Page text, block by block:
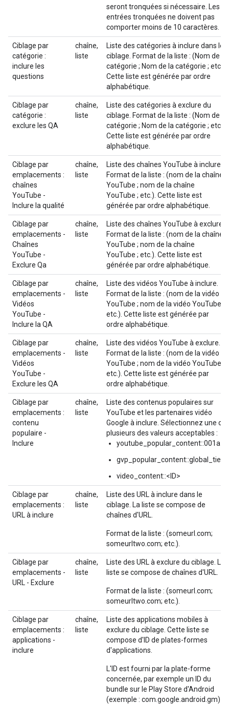
seront tronquées si nécessaire. Les
entrées tronquées ne doivent pas
comporter moins de 10 caractères.
Ciblage par
catégorie :
inclure les
questions
chaîne,
liste
Liste des catégories à inclure dans le
ciblage. Format de la liste : (Nom de la
catégorie ; Nom de la catégorie ; etc.).
Cette liste est générée par ordre
alphabétique.
Ciblage par
catégorie :
exclure les QA
chaîne,
liste
Liste des catégories à exclure du
ciblage. Format de la liste : (Nom de la
catégorie ; Nom de la catégorie ; etc.).
Cette liste est générée par ordre
alphabétique.
Ciblage par
emplacements :
chaînes
YouTube -
Inclure la qualité
chaîne,
liste
Liste des chaînes YouTube à inclure.
Format de la liste : (nom de la chaîne
YouTube ; nom de la chaîne
YouTube ; etc.). Cette liste est
générée par ordre alphabétique.
Ciblage par
emplacements -
Chaînes
YouTube -
Exclure Qa
chaîne,
liste
Liste des chaînes YouTube à exclure.
Format de la liste : (nom de la chaîne
YouTube ; nom de la chaîne
YouTube ; etc.). Cette liste est
générée par ordre alphabétique.
Ciblage par
emplacements -
Vidéos
YouTube -
Inclure la QA
chaîne,
liste
Liste des vidéos YouTube à inclure.
Format de la liste : (nom de la vidéo
YouTube ; nom de la vidéo YouTube ;
etc.). Cette liste est générée par
ordre alphabétique.
Ciblage par
emplacements -
Vidéos
YouTube -
Exclure les QA
chaîne,
liste
Liste des vidéos YouTube à exclure.
Format de la liste : (nom de la vidéo
YouTube ; nom de la vidéo YouTube ;
etc.). Cette liste est générée par
ordre alphabétique.
Ciblage par
emplacements :
contenu
populaire -
Inclure
chaîne,
liste
Liste des contenus populaires sur
YouTube et les partenaires vidéo
Google à inclure. Sélectionnez une ou
plusieurs des valeurs acceptables :
youtube_popular_content::001a1
gvp_popular_content::global_tier2
video_content::<ID>
Ciblage par
emplacements :
URL à inclure
chaîne,
liste
Liste des URL à inclure dans le
ciblage. La liste se compose de
chaînes d'URL.
Format de la liste : (someurl.com;
someurltwo.com; etc.).
Ciblage par
emplacements -
URL - Exclure
chaîne,
liste
Liste des URL à exclure du ciblage. La
liste se compose de chaînes d'URL.
Format de la liste : (someurl.com;
someurltwo.com; etc.).
Ciblage par
emplacements :
applications -
inclure
chaîne,
liste
Liste des applications mobiles à
exclure du ciblage. Cette liste se
compose d'ID de plates-formes
d'applications.
L'ID est fourni par la plate-forme
concernée, par exemple un ID du
bundle sur le Play Store d'Android
(exemple : com.google.android.gm)